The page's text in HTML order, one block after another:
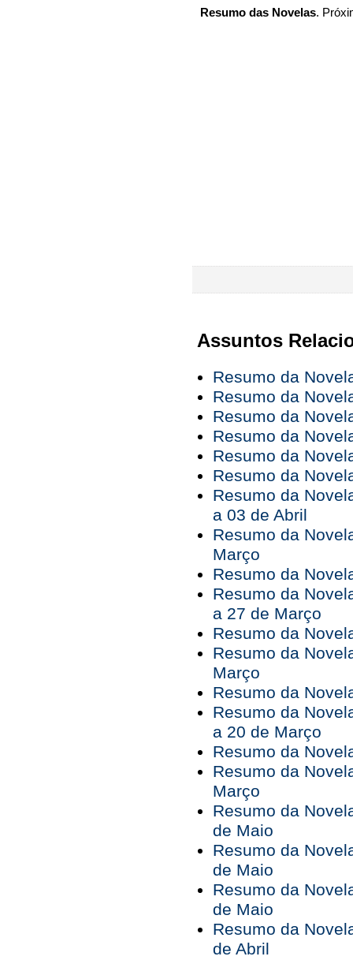
Resumo das Novelas.
Assuntos
Resumo da
Resumo da
Resumo da
Resumo da
Resumo da
Resumo da
Resumo da
a 03 de Abril
Resumo da
Março
Resumo da
Resumo da
a 27 de Março
Resumo da
Resumo da
Março
Resumo da
Resumo da
a 20 de Março
Resumo da
Resumo da
Março
Resumo da
de Maio
Resumo da
de Maio
Resumo da
de Maio
Resumo da
de Abril